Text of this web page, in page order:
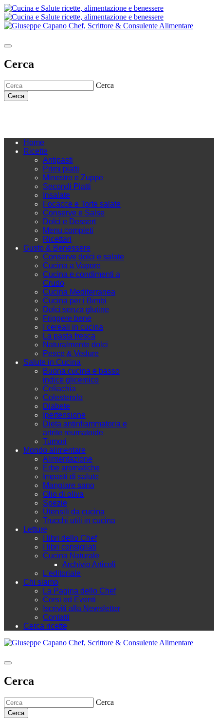
Cerca
Cerca
Cerca
Home
Ricette
Antipasti
Primi piatti
Minestre e Zuppe
Secondi Piatti
Insalate
Focacce e Torte salate
Conserve e Salse
Dolci e Dessert
Menu completi
Ricettari
Gusto & Benessere
Conserve dolci e salate
Cucina a Vapore
Cucina e condimenti a
Crudo
Cucina Mediterranea
Cucina per i Bimbi
Dolci senza glutine
Friggere bene
I cereali in cucina
La pasta fresca
Naturalmente dolci
Pesce & Vedure
Salute in Cucina
Buona cucina e basso
indice glicemico
Celiachia
Colesterolo
Diabete
Ipertensione
Dieta antinfiammatoria e
artrite reumatoide
Tumori
Mondo alimentare
Alimentazione
Erbe aromatiche
Impasti di salute
Mangiare sano
Olio di oliva
Spezie
Utensili da cucina
Trucchi utili in cucina
Letture
I libri dello Chef
I libri consigliati
Cucina Naturale
Archivio Articoli
L'editoriale
Chi siamo
La Pagina dello Chef
Corsi ed Eventi
Iscriviti alla Newsletter
Contatti
Cerca ricette
Cerca
Cerca
Cerca